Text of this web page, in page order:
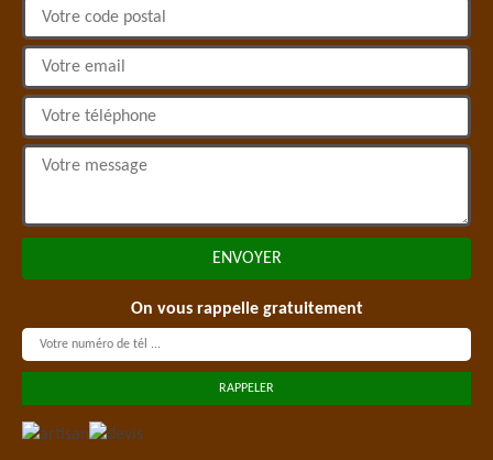
On vous rappelle gratuitement